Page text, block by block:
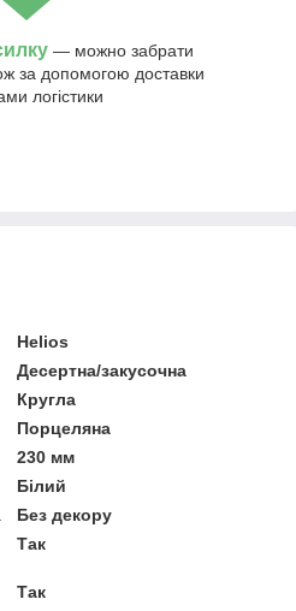
— можно забрати
за допомогою доставки
логістики
Helios
Десертна/закусочна
Кругла
Порцеляна
230 мм
Білий
Без декору
Так
Так